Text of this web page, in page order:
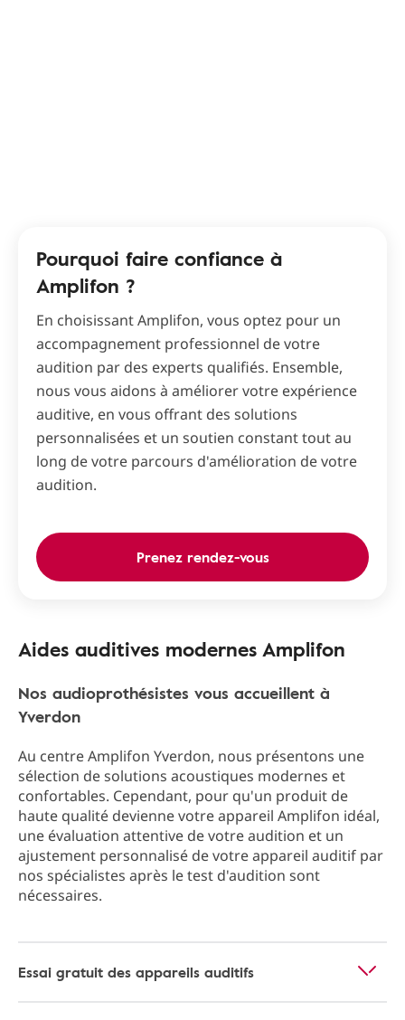
Pourquoi faire confiance à
Amplifon ?
En choisissant Amplifon, vous optez pour un
accompagnement professionnel de votre
audition par des experts qualifiés. Ensemble,
nous vous aidons à améliorer votre expérience
auditive, en vous offrant des solutions
personnalisées et un soutien constant tout au
long de votre parcours d'amélioration de votre
audition.
Prenez rendez-vous
Aides auditives modernes Amplifon
Nos audioprothésistes vous accueillent à
Yverdon
Au centre Amplifon Yverdon, nous présentons une
sélection de solutions acoustiques modernes et
confortables. Cependant, pour qu'un produit de
haute qualité devienne votre appareil Amplifon idéal,
une évaluation attentive de votre audition et un
ajustement personnalisé de votre appareil auditif par
nos spécialistes après le test d'audition sont
nécessaires.
Essai gratuit des appareils auditifs